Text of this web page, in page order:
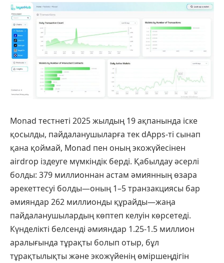
Monad тестнеті 2025 жылдың 19 ақпанында іске
қосылды, пайдаланушыларға тек dApps-ті сынап
қана қоймай, Monad пен оның экожүйесінен
аirdrop іздеуге мүмкіндік берді. Қабылдау әсерлі
болды: 379 миллионнан астам әмиянның өзара
әрекеттесуі болды—оның 1–5 транзакциясы бар
әмияндар 262 миллионды құрайды—жаңа
пайдаланушылардың көптеп келуін көрсетеді.
Күнделікті белсенді әмияндар 1.25-1.5 миллион
аралығында тұрақты болып отыр, бұл
тұрақтылықты және экожүйенің өміршеңдігін